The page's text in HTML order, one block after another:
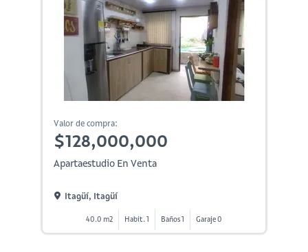
Valor de compra:
$128,000,000
Apartaestudio En Venta
Itagüí, Itagüí
40.0 m2 Habit. 1 Baños 1 Garaje 0